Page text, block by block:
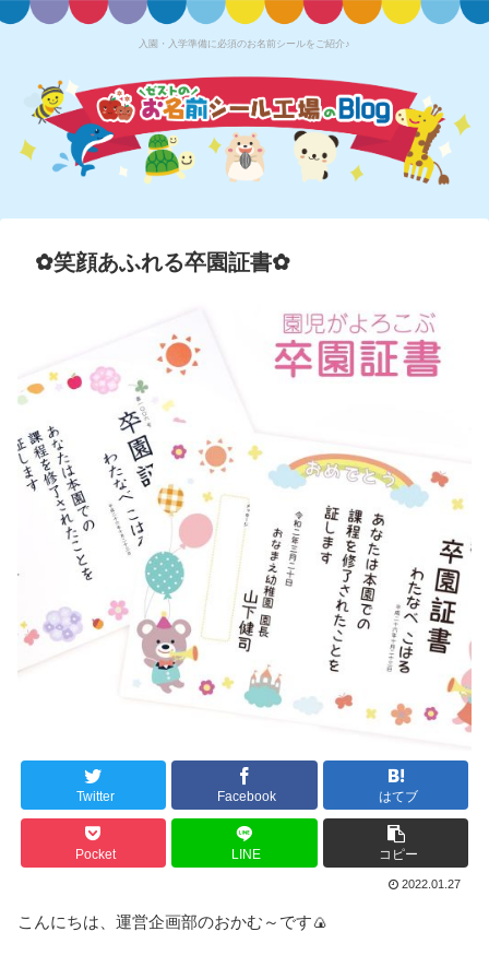
入園・入学準備に必須のお名前シールをご紹介♪
✿笑顔あふれる卒園証書✿
Twitter Facebook はてブ
Pocket LINE コピー
2022.01.27
こんにちは、運営企画部のおかむ～です🍙